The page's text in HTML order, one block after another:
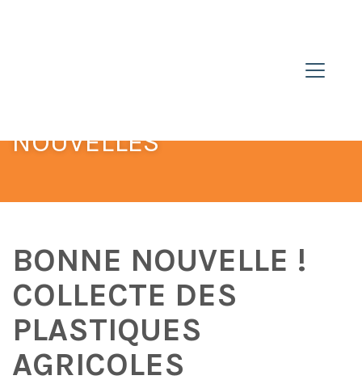
NOUVELLES
BONNE NOUVELLE !
COLLECTE DES
PLASTIQUES
AGRICOLES